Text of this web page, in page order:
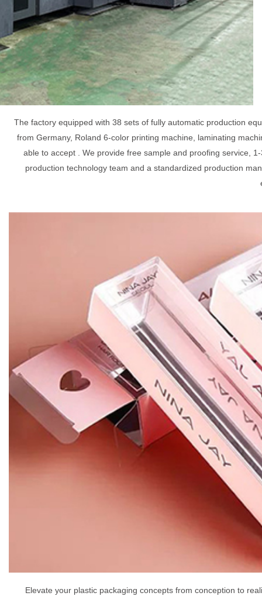
The factory equipped with 38 sets of fully automatic production
from Germany, Roland 6-color printing machine, laminating
able to accept . We provide free sample and proofing service,
production technology team and a standardized production
Elevate your plastic packaging concepts from conception to